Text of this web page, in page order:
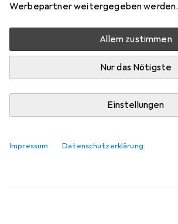
Werbepartner weitergegeben werden.
Allem zustimmen
Nur das Nötigste
Einstellungen
Impressum Datenschutzerklärung
Relevanz
Möbelgleiter + Schutzpuffer
EUR
4,17 bei 4 Stück EUR
0,26/1Stk.
Filzgleiter, 16 Stk.